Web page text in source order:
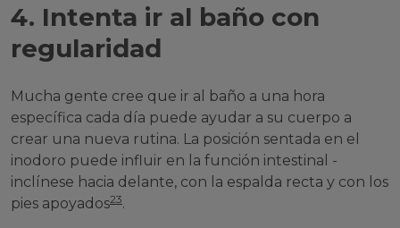
4. Intenta ir al baño con
regularidad
Mucha gente cree que ir al baño a una hora
específica cada día puede ayudar a su cuerpo a
crear una nueva rutina. La posición sentada en el
inodoro puede influir en la función intestinal -
inclínese hacia delante, con la espalda recta y con los
pies apoyados23.